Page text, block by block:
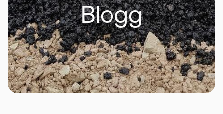
Blogg